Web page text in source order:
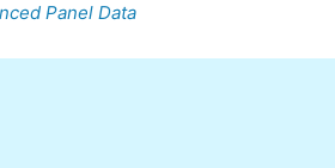
Panel Data